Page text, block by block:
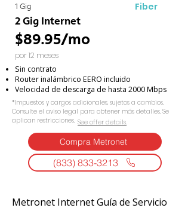
1 Gig Fiber
2 Gig Internet
$89.95/mo
por 12 meses
Sin contrato
Router inalámbrico EERO incluido
Velocidad de descarga de hasta 2000 Mbps
*Impuestos y cargos adicionales, sujetos a cambios.
Consulte el aviso legal para obtener más detalles. Se
aplican restricciones. See offer details.​​
Compra Metronet
(833) 833-3213
Metronet Internet Guía de Servicio